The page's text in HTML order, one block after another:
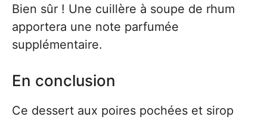
Bien sûr ! Une cuillère à soupe de rhum
apportera une note parfumée
supplémentaire.
En conclusion
Ce dessert aux poires pochées et sirop